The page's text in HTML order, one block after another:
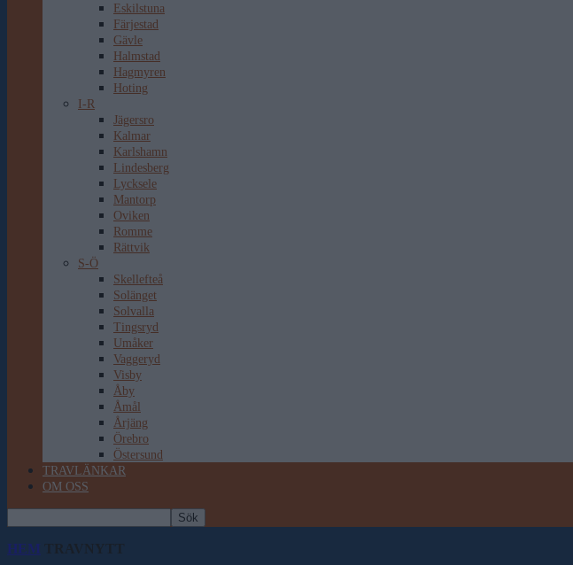
Eskilstuna
Färjestad
Gävle
Halmstad
Hagmyren
Hoting
I-R
Jägersro
Kalmar
Karlshamn
Lindesberg
Lycksele
Mantorp
Oviken
Romme
Rättvik
S-Ö
Skellefteå
Solänget
Solvalla
Tingsryd
Umåker
Vaggeryd
Visby
Åby
Åmål
Årjäng
Örebro
Östersund
TRAVLÄNKAR
OM OSS
HEM TRAVNYTT